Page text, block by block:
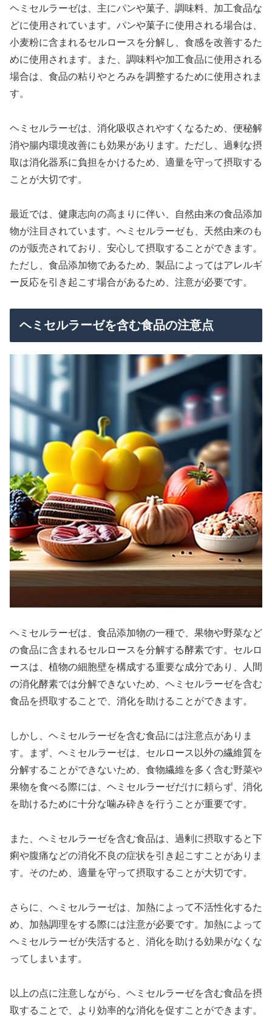
ヘミセルラーゼは、主にパンや菓子、調味料、加工食品な
どに使用されています。パンや菓子に使用される場合は、
小麦粉に含まれるセルロースを分解し、食感を改善するた
めに使用されます。また、調味料や加工食品に使用される
場合は、食品の粘りやとろみを調整するために使用されま
す。
ヘミセルラーゼは、消化吸収されやすくなるため、便秘解
消や腸内環境改善にも効果があります。ただし、過剰な摂
取は消化器系に負担をかけるため、適量を守って摂取する
ことが大切です。
最近では、健康志向の高まりに伴い、自然由来の食品添加
物が注目されています。ヘミセルラーゼも、天然由来のも
のが販売されており、安心して摂取することができます。
ただし、食品添加物であるため、製品によってはアレルギ
ー反応を引き起こす場合があるため、注意が必要です。
ヘミセルラーゼを含む食品の注意点
ヘミセルラーゼは、食品添加物の一種で、果物や野菜など
の食品に含まれるセルロースを分解する酵素です。セルロ
ースは、植物の細胞壁を構成する重要な成分であり、人間
の消化酵素では分解できないため、ヘミセルラーゼを含む
食品を摂取することで、消化を助けることができます。
しかし、ヘミセルラーゼを含む食品には注意点がありま
す。まず、ヘミセルラーゼは、セルロース以外の繊維質を
分解することができないため、食物繊維を多く含む野菜や
果物を食べる際には、ヘミセルラーゼだけに頼らず、消化
を助けるために十分な噛み砕きを行うことが重要です。
また、ヘミセルラーゼを含む食品は、過剰に摂取すると下
痢や腹痛などの消化不良の症状を引き起こすことがありま
す。そのため、適量を守って摂取することが大切です。
さらに、ヘミセルラーゼは、加熱によって不活性化するた
め、加熱調理をする際には注意が必要です。加熱によって
ヘミセルラーゼが失活すると、消化を助ける効果がなくな
ってしまいます。
以上の点に注意しながら、ヘミセルラーゼを含む食品を摂
取することで、より効率的な消化を促すことができます。